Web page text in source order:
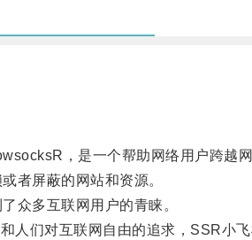
，是一个帮助网络用户跨越网
者屏蔽的网站和资源。
多互联网用户的青睐。
们对互联网自由的追求，SSR小飞